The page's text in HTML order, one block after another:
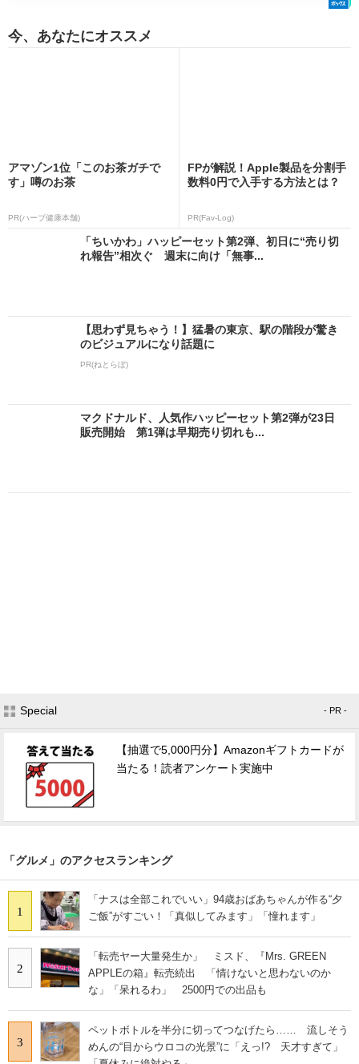
今、あなたにオススメ
アマゾン1位「このお茶ガチで
す」噂のお茶
PR(ハーブ健康本舗)
FPが解説！Apple製品を分割手
数料0円で入手する方法とは？
PR(Fav-Log)
「ちいかわ」ハッピーセット第2弾、初日に“売り切
れ報告”相次ぐ 週末に向け「無事...
【思わず見ちゃう！】猛暑の東京、駅の階段が驚き
のビジュアルになり話題に
PR(ねとらぼ)
マクドナルド、人気作ハッピーセット第2弾が23日
販売開始 第1弾は早期売り切れも...
Special - PR -
【抽選で5,000円分】Amazonギフトカードが
当たる！読者アンケート実施中
「グルメ」のアクセスランキング
1
「ナスは全部これでいい」94歳おばあちゃんが作る“夕
ご飯”がすごい！「真似してみます」「憧れます」
2
「転売ヤー大量発生か」 ミスド、『Mrs. GREEN
APPLEの箱』転売続出 「情けないと思わないのか
な」「呆れるわ」 2500円での出品も
3
ペットボトルを半分に切ってつなげたら…… 流しそう
めんの“目からウロコの光景”に「えっ!? 天才すぎて」